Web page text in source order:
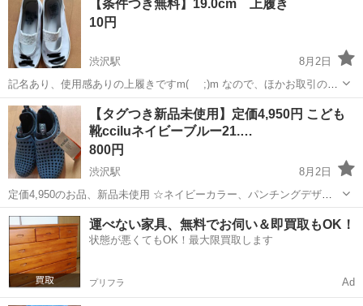
【条件つき無料】19.0cm 上履き
10円
渋沢駅
8月2日
記名あり、使用感ありの上履きですm(_ _;)m なので、ほかお取引の方
でご希望されましたら無料でおつけします。 こちら、しばらく置いて
お取引なければ処分します。 記名は塗りつぶしてお渡しです。 ノーク
レ...
神奈川 秦野市 渋沢駅 キッズ用品
【タグつき新品未使用】定価4,950円 こども
靴cciluネイビーブルー21.…
800円
渋沢駅
8月2日
定価4,950のお品、新品未使用 ☆ネイビーカラー、パンチングデザイ
ンが特徴。 ☆チルセルという素材を使った、軽量コンフォートシュー
ズ。 ☆衝撃吸収力に優れ、長時間歩いても疲れにくい設計です。 ☆取
り...
神奈川 秦野市 渋沢駅 キッズ用品
運べない家具、無料でお伺い＆即買取もOK！
状態が悪くてもOK！最大限買取します
プリフラ Ad